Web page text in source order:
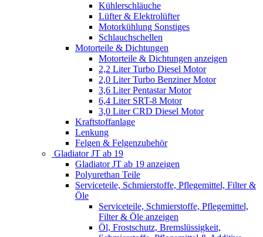
Kühlerschläuche
Lüfter & Elektrolüfter
Motorkühlung Sonstiges
Schlauchschellen
Motorteile & Dichtungen
Motorteile & Dichtungen anzeigen
2,2 Liter Turbo Diesel Motor
2,0 Liter Turbo Benziner Motor
3,6 Liter Pentastar Motor
6,4 Liter SRT-8 Motor
3,0 Liter CRD Diesel Motor
Kraftstoffanlage
Lenkung
Felgen & Felgenzubehör
Gladiator JT ab 19
Gladiator JT ab 19 anzeigen
Polyurethan Teile
Serviceteile, Schmierstoffe, Pflegemittel, Filter &
Öle
Serviceteile, Schmierstoffe, Pflegemittel,
Filter & Öle anzeigen
Öl, Frostschutz, Bremslüssigkeit,